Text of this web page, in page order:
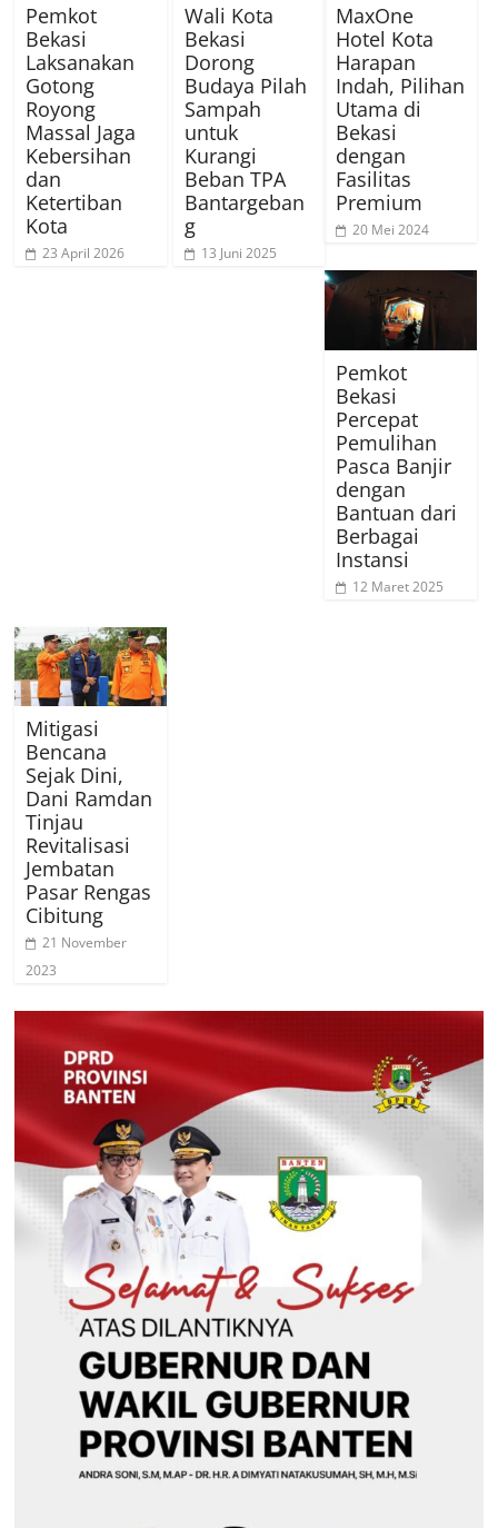
Pemkot
Bekasi
Laksanakan
Gotong
Royong
Massal Jaga
Kebersihan
dan
Ketertiban
Kota
23 April 2026
Wali Kota
Bekasi
Dorong
Budaya Pilah
Sampah
untuk
Kurangi
Beban TPA
Bantargeban
g
13 Juni 2025
MaxOne
Hotel Kota
Harapan
Indah, Pilihan
Utama di
Bekasi
dengan
Fasilitas
Premium
20 Mei 2024
Pemkot
Bekasi
Percepat
Pemulihan
Pasca Banjir
dengan
Bantuan dari
Berbagai
Instansi
12 Maret 2025
Mitigasi
Bencana
Sejak Dini,
Dani Ramdan
Tinjau
Revitalisasi
Jembatan
Pasar Rengas
Cibitung
21 November
2023